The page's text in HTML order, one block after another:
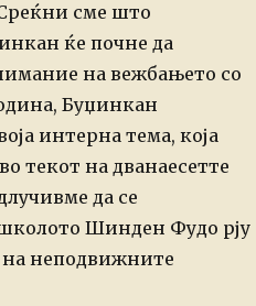
сме што
ќе почне да
на вежбањето со
Буџинкан
интерна тема, која
текот на дванаесетте
да се
Шинден Фудо рју
неподвижните